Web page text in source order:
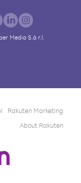
Media S.à r.l.
Rakuten Marketing
About Rakuten